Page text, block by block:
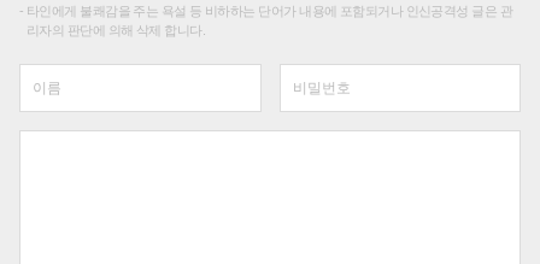
타인에게 불쾌감을 주는 욕설 등 비하하는 단어가 내용에 포함되거나 인신공격성 글은 관
리자의 판단에 의해 삭제 합니다.